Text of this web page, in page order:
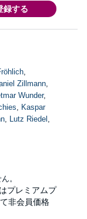
録する
,
Zillmann,
Wunder,
, Kaspar
, Lutz Riedel ,
。
プレミアムプ
非会員価格